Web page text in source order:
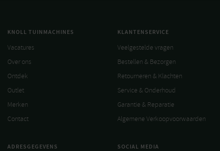
KNOLL TUINMACHINES
Vacatures
Over ons
Ontdek
Outlet
Merken
Contact
KLANTENSERVICE
Veelgestelde vragen
Bestellen & Bezorgen
Retourneren & Klachten
Service & Onderhoud
Garantie & Reparatie
Algemene Verkoopvoorwaarden
ADRESGEGEVENS SOCIAL MEDIA